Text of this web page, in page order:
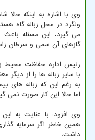
وی با اشاره به اینکه حالا
ولگرد در محل زباله گاه
می گیرد، این مسئله
گازهای آن سمی و سرطان
رئیس اداره حفاظت محیط
با سایر زباله ها را از
به رغم این که زباله های
اما حالا این کار صورت نمی
وی افزود: با عنایت به این
همین خاطر اگر سرمایه
داشت.